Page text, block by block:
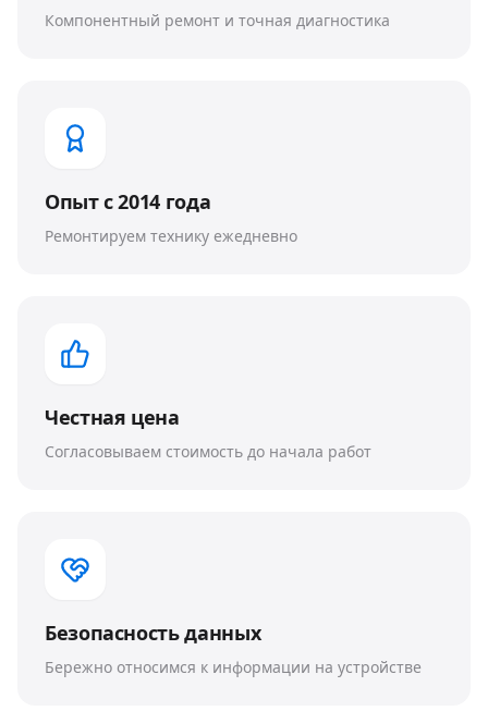
Компонентный ремонт и точная диагностика
Опыт с 2014 года
Ремонтируем технику ежедневно
Честная цена
Согласовываем стоимость до начала работ
Безопасность данных
Бережно относимся к информации на устройстве